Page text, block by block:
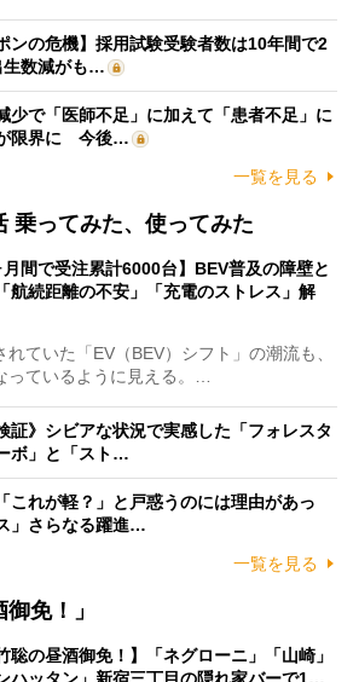
ンの危機】採用試験受験者数は10年間で2
数減がも…
少で「医師不足」に加えて「患者不足」に
限界に 今後…
一覧を見る
乗ってみた、使ってみた
月間で受注累計6000台】BEV普及の障壁と
航続距離の不安」「充電のストレス」解
ていた「EV（BEV）シフト」の潮流も、
っているように見える。…
証》シビアな状況で実感した「フォレスタ
ボ」と「スト…
これが軽？」と戸惑うのには理由があっ
」さらなる躍進…
一覧を見る
免！」
聡の昼酒御免！】「ネグローニ」「山崎」
ハッタン」新宿三丁目の隠れ家バーで1…